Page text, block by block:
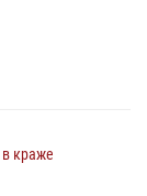
краже